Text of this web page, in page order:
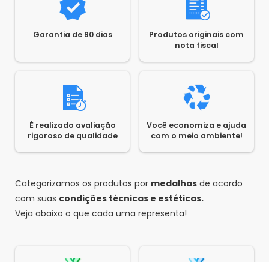
Garantia de 90 dias
Produtos originais com
nota fiscal
É realizado avaliação
rigoroso de qualidade
Você economiza e ajuda
com o meio ambiente!
Categorizamos os produtos por medalhas de acordo
com suas condições técnicas e estéticas.
Veja abaixo o que cada uma representa!